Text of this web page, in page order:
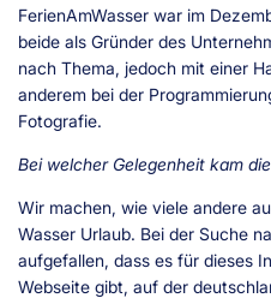
FerienAmWasser war im
beide als Gründer des
nach Thema, jedoch mit einer
anderem bei der
Fotografie.
Bei welcher Gelegenheit kam
Wir machen, wie viele andere
Wasser Urlaub. Bei der Suche
aufgefallen, dass es für dieses
Webseite gibt, auf der